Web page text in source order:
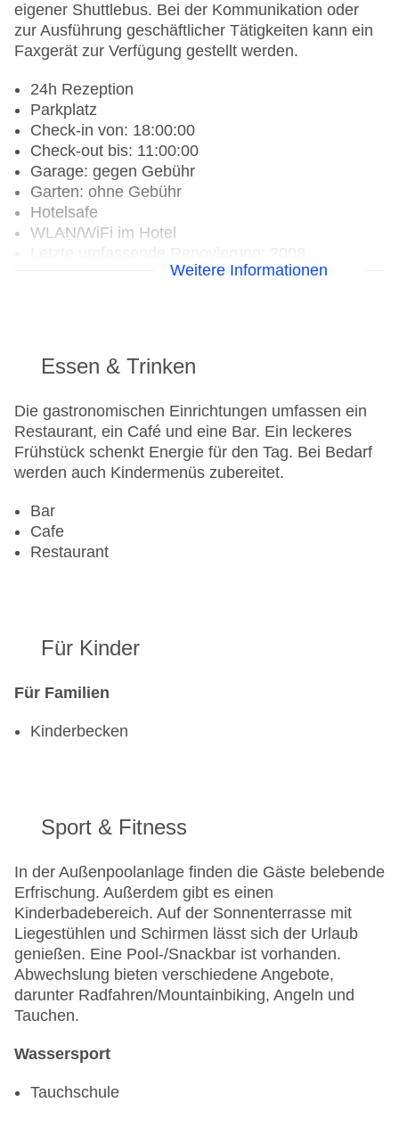
eigener Shuttlebus. Bei der Kommunikation oder
zur Ausführung geschäftlicher Tätigkeiten kann ein
Faxgerät zur Verfügung gestellt werden.
24h Rezeption
Parkplatz
Check-in von: 18:00:00
Check-out bis: 11:00:00
Garage: gegen Gebühr
Garten: ohne Gebühr
Hotelsafe
WLAN/WiFi im Hotel
Letzte umfassende Renovierung: 2008
Gesamtanzahl der Zimmer: 14
Pools:Kinderbecken, Outdoor Pool,
Zahlungsarten: Mastercard, Visa
Landeskategorie: 4 Sterne
Weitere Informationen
Essen & Trinken
Die gastronomischen Einrichtungen umfassen ein
Restaurant, ein Café und eine Bar. Ein leckeres
Frühstück schenkt Energie für den Tag. Bei Bedarf
werden auch Kindermenüs zubereitet.
Bar
Cafe
Restaurant
Für Kinder
Für Familien
Kinderbecken
Sport & Fitness
In der Außenpoolanlage finden die Gäste belebende
Erfrischung. Außerdem gibt es einen
Kinderbadebereich. Auf der Sonnenterrasse mit
Liegestühlen und Schirmen lässt sich der Urlaub
genießen. Eine Pool-/Snackbar ist vorhanden.
Abwechslung bieten verschiedene Angebote,
darunter Radfahren/Mountainbiking, Angeln und
Tauchen.
Wassersport
Tauchschule